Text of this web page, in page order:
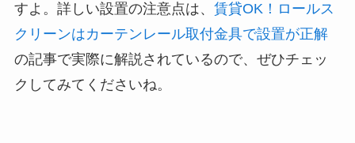
すよ。詳しい設置の注意点は、 賃貸OK！ロールス
クリーンはカーテンレール取付金具で設置が正解
の記事で実際に解説されているので、ぜひチェッ
クしてみてくださいね。